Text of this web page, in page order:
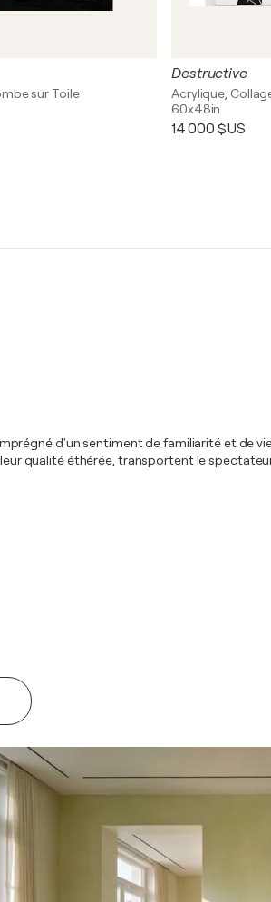
sur Toile
Destructive
Acrylique,
60x48in
14 000 $US
d'un sentiment de familiarité et de
qualité éthérée, transportent le